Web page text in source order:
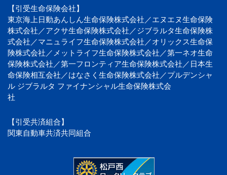
【引受生命保険会社】
東京海上日動あんしん生命保険株式会社／エヌエヌ生命保険
株式会社／アクサ生命保険株式会社／ジブラルタ生命保険株
式会社／マニュライフ生命保険株式会社／オリックス生命保
険株式会社／メットライフ生命保険株式会社／第一ネオ生命
保険株式会社／第一フロンティア生命保険株式会社／日本生
命保険相互会社／はなさく生命保険株式会社／プルデンシャ
ル ジブラルタ ファイナンシャル生命保険株式会
社
【引受共済組合】
関東自動車共済共同組合